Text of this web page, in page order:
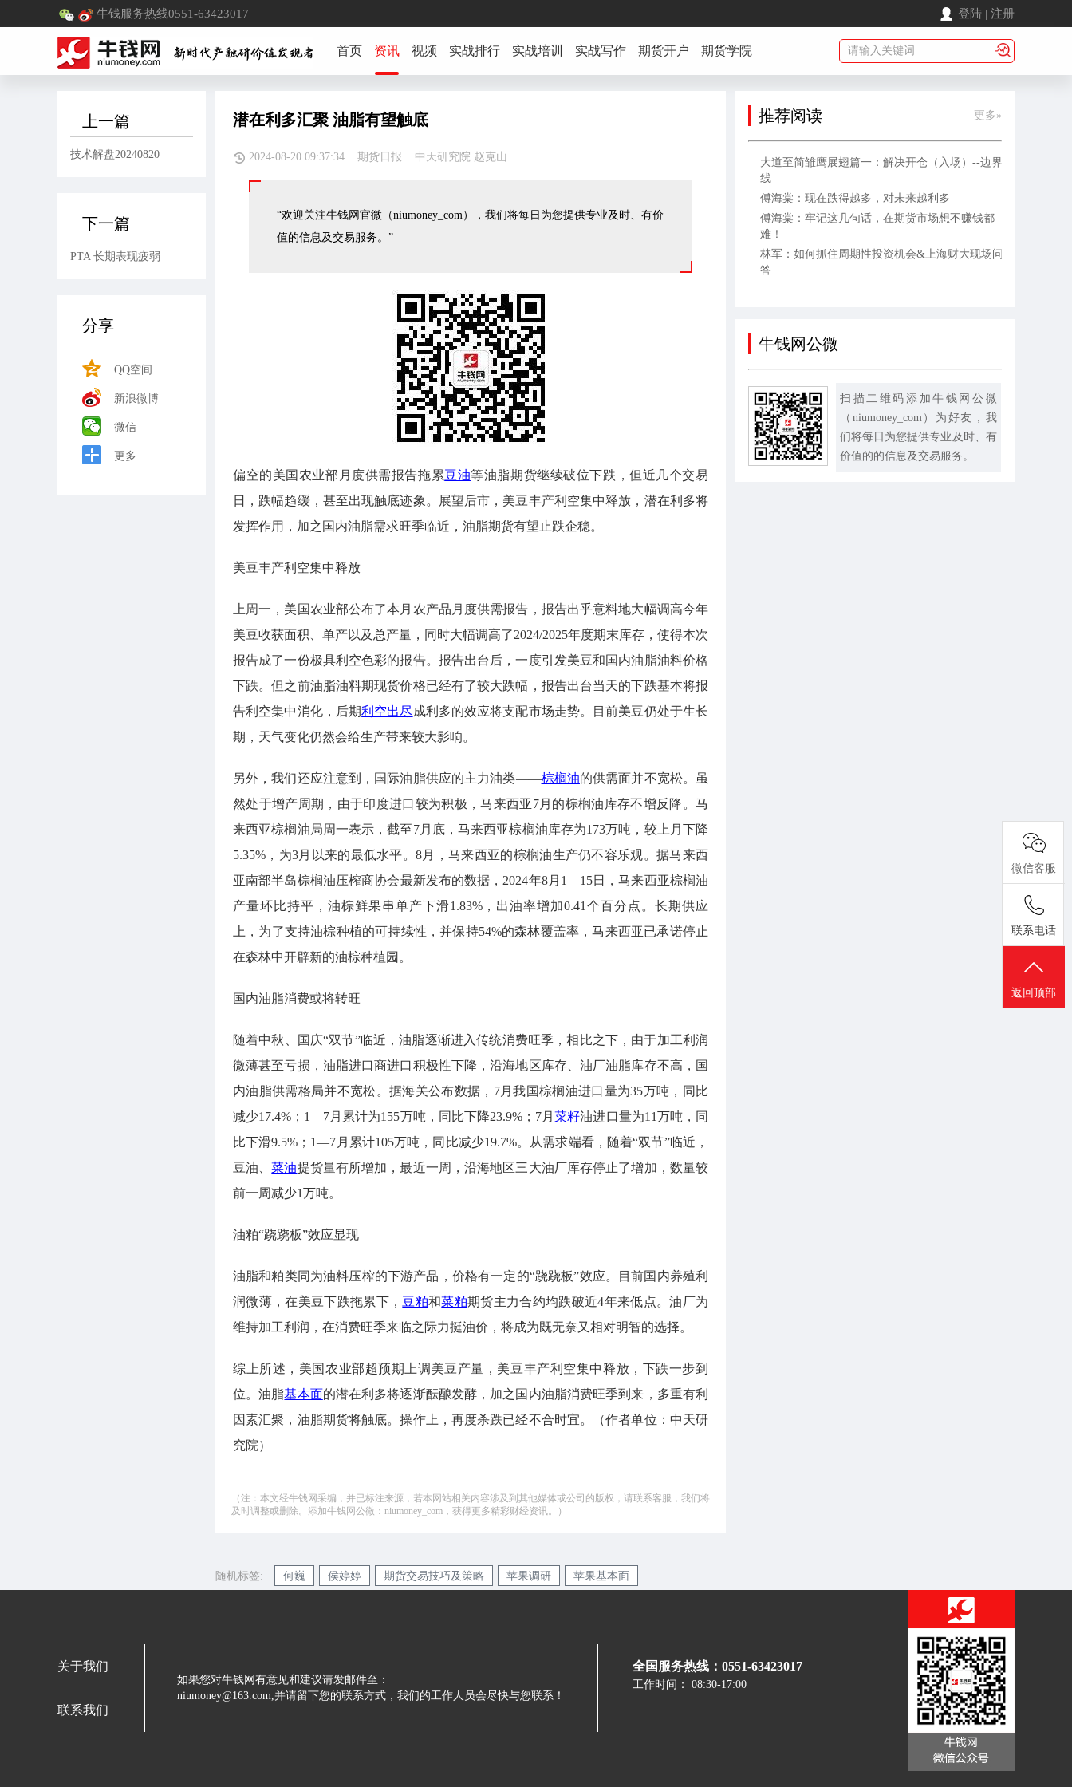
牛钱服务热线0551-63423017 登陆 | 注册
首页 资讯 视频 实战排行 实战培训 实战写作 期货开户 期货学院
上一篇
技术解盘20240820
下一篇
PTA 长期表现疲弱
分享
QQ空间
新浪微博
微信
更多
潜在利多汇聚 油脂有望触底
2024-08-20 09:37:34 期货日报 中天研究院 赵克山
“欢迎关注牛钱网官微（niumoney_com），我们将每日为您提供专业及时、有价
值的信息及交易服务。”
偏空的美国农业部月度供需报告拖累豆油等油脂期货继续破位下跌，但近几个交易
日，跌幅趋缓，甚至出现触底迹象。展望后市，美豆丰产利空集中释放，潜在利多将
发挥作用，加之国内油脂需求旺季临近，油脂期货有望止跌企稳。
美豆丰产利空集中释放
上周一，美国农业部公布了本月农产品月度供需报告，报告出乎意料地大幅调高今年
美豆收获面积、单产以及总产量，同时大幅调高了2024/2025年度期末库存，使得本次
报告成了一份极具利空色彩的报告。报告出台后，一度引发美豆和国内油脂油料价格
下跌。但之前油脂油料期现货价格已经有了较大跌幅，报告出台当天的下跌基本将报
告利空集中消化，后期利空出尽 成利多的效应将支配市场走势。目前美豆仍处于生长
期，天气变化仍然会给生产带来较大影响。
另外，我们还应注意到，国际油脂供应的主力油类——棕榈油的供需面并不宽松。虽
然处于增产周期，由于印度进口较为积极，马来西亚7月的棕榈油库存不增反降。马
来西亚棕榈油局周一表示，截至7月底，马来西亚棕榈油库存为173万吨，较上月下降
5.35%，为3月以来的最低水平。8月，马来西亚的棕榈油生产仍不容乐观。据马来西
亚南部半岛棕榈油压榨商协会最新发布的数据，2024年8月1—15日，马来西亚棕榈油
产量环比持平，油棕鲜果串单产下滑1.83%，出油率增加0.41个百分点。长期供应
上，为了支持油棕种植的可持续性，并保持54%的森林覆盖率，马来西亚已承诺停止
在森林中开辟新的油棕种植园。
国内油脂消费或将转旺
随着中秋、国庆“双节”临近，油脂逐渐进入传统消费旺季，相比之下，由于加工利润
微薄甚至亏损，油脂进口商进口积极性下降，沿海地区库存、油厂油脂库存不高，国
内油脂供需格局并不宽松。据海关公布数据，7月我国棕榈油进口量为35万吨，同比
减少17.4%；1—7月累计为155万吨，同比下降23.9%；7月菜籽油进口量为11万吨，同
比下滑9.5%；1—7月累计105万吨，同比减少19.7%。从需求端看，随着“双节”临近，
豆油、菜油提货量有所增加，最近一周，沿海地区三大油厂库存停止了增加，数量较
前一周减少1万吨。
油粕“跷跷板”效应显现
油脂和粕类同为油料压榨的下游产品，价格有一定的“跷跷板”效应。目前国内养殖利
润微薄，在美豆下跌拖累下， 豆粕和菜粕期货主力合约均跌破近4年来低点。油厂为
维持加工利润，在消费旺季来临之际力挺油价，将成为既无奈又相对明智的选择。
综上所述，美国农业部超预期上调美豆产量，美豆丰产利空集中释放，下跌一步到
位。油脂基本面的潜在利多将逐渐酝酿发酵，加之国内油脂消费旺季到来，多重有利
因素汇聚，油脂期货将触底。操作上，再度杀跌已经不合时宜。（作者单位：中天研
究院）
（注：本文经牛钱网采编，并已标注来源，若本网站相关内容涉及到其他媒体或公司的版权，请联系客服，我们将
及时调整或删除。添加牛钱网公微：niumoney_com，获得更多精彩财经资讯。）
随机标签: 何巍 侯婷婷 期货交易技巧及策略 苹果调研 苹果基本面
推荐阅读 更多»
大道至简雏鹰展翅篇一：解决开仓（入场）--边界
线
傅海棠：现在跌得越多，对未来越利多
傅海棠：牢记这几句话，在期货市场想不赚钱都
难！
林军：如何抓住周期性投资机会&上海财大现场问
答
牛钱网公微
扫描二维码添加牛钱网公微
（niumoney_com）为好友，我
们将每日为您提供专业及时、有
价值的的信息及交易服务。
关于我们
联系我们
如果您对牛钱网有意见和建议请发邮件至：
niumoney@163.com,并请留下您的联系方式，我们的工作人员会尽快与您联系！
全国服务热线：0551-63423017
工作时间： 08:30-17:00
微信客服
联系电话
返回顶部